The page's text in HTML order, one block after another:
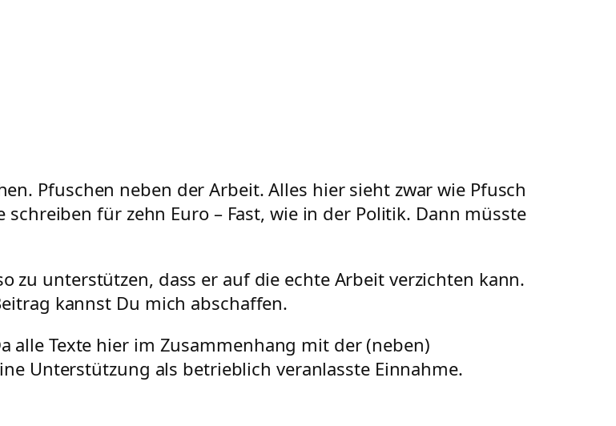
Pfuschen neben der Arbeit. Alles hier sieht zwar wie Pfusch
schreiben für zehn Euro – Fast, wie in der Politik. Dann müsste
zu unterstützen, dass er auf die echte Arbeit verzichten kann.
kannst Du mich abschaffen.
alle Texte hier im Zusammenhang mit der (neben)
Unterstützung als betrieblich veranlasste Einnahme.